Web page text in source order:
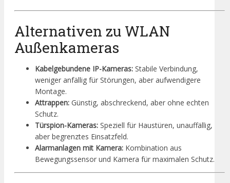
Alternativen zu WLAN
Außenkameras
Kabelgebundene IP-Kameras: Stabile Verbindung,
weniger anfällig für Störungen, aber aufwendigere
Montage.
Attrappen: Günstig, abschreckend, aber ohne echten
Schutz.
Türspion-Kameras: Speziell für Haustüren, unauffällig,
aber begrenztes Einsatzfeld.
Alarmanlagen mit Kamera: Kombination aus
Bewegungssensor und Kamera für maximalen Schutz.